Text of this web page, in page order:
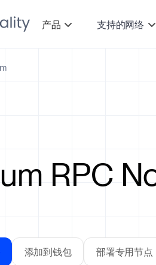
产品 支持的网络
RPC
添加到钱包 部署专用节点